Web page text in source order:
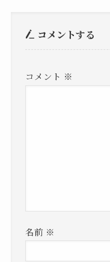
コメントする
コメント ※
名前 ※